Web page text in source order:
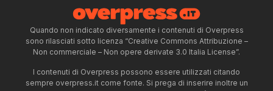
Quando non indicato diversamente i contenuti di Overpress
sono rilasciati sotto licenza “Creative Commons Attribuzione –
Non commerciale – Non opere derivate 3.0 Italia License”.
I contenuti di Overpress possono essere utilizzati citando
sempre overpress.it come fonte. Si prega di inserire inoltre un